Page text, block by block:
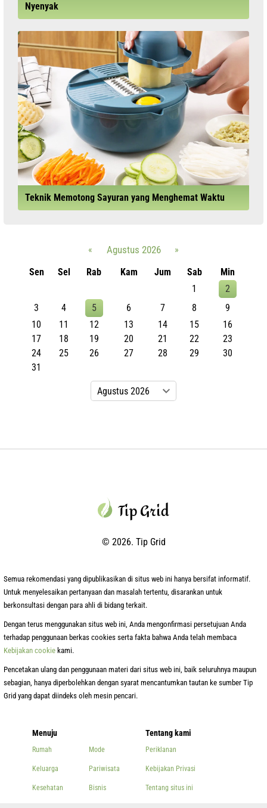
Nyenyak
Teknik Memotong Sayuran yang Menghemat Waktu
« Agustus 2026
»
Sen
Sel Rab Kam Jum Sab
Min
1
2
3
4 5 6 7 8
9
10
11 12 13 14 15
16
17
18 19 20 21 22
23
24
25 26 27 28 29
30
31
© 2026. Tip Grid
Menuju
Rumah
Keluarga
Kesehatan
Mode
Pariwisata
Bisnis
Tentang kami
Periklanan
Kebijakan Privasi
Tentang situs ini
Semua rekomendasi yang dipublikasikan di situs web ini hanya bersifat informatif.
Untuk menyelesaikan pertanyaan dan masalah tertentu, disarankan untuk
berkonsultasi dengan para ahli di bidang terkait.
Dengan terus menggunakan situs web ini, Anda mengonfirmasi persetujuan Anda
terhadap penggunaan berkas cookies serta fakta bahwa Anda telah membaca
Kebijakan cookie kami.
Pencetakan ulang dan penggunaan materi dari situs web ini, baik seluruhnya maupun
sebagian, hanya diperbolehkan dengan syarat mencantumkan tautan ke sumber Tip
Grid yang dapat diindeks oleh mesin pencari.